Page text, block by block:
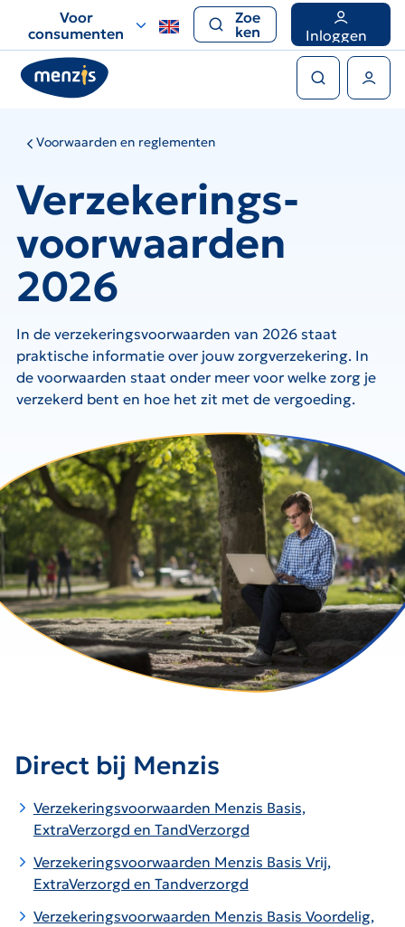
voor
snelle
navigatie
Voor
consumenten
Zoe
ken
Inloggen
Voorwaarden en reglementen
Verzekerings-
voorwaarden
2026
In de verzekeringsvoorwaarden van 2026 staat
praktische informatie over jouw zorgverzekering. In
de voorwaarden staat onder meer voor welke zorg je
verzekerd bent en hoe het zit met de vergoeding.
Direct bij Menzis
Verzekeringsvoorwaarden Menzis Basis,
ExtraVerzorgd en TandVerzorgd
Verzekeringsvoorwaarden Menzis Basis Vrij,
ExtraVerzorgd en Tandverzorgd
Verzekeringsvoorwaarden Menzis Basis Voordelig,